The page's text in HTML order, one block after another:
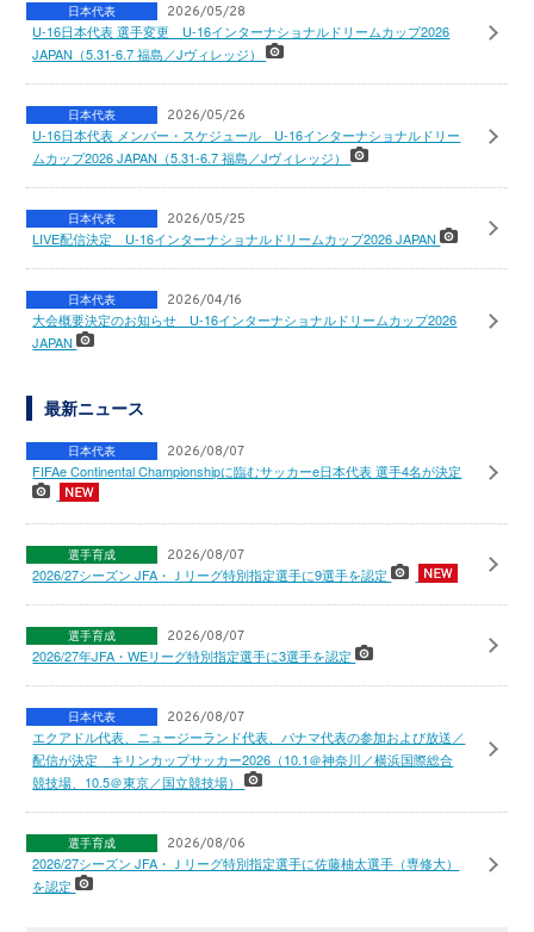
日本代表 2026/05/28
U-16日本代表 選手変更 U-16インターナショナルドリームカップ2026
JAPAN（5.31-6.7 福島／Jヴィレッジ）
日本代表 2026/05/26
U-16日本代表 メンバー・スケジュール U-16インターナショナルドリー
ムカップ2026 JAPAN（5.31-6.7 福島／Jヴィレッジ）
日本代表 2026/05/25
LIVE配信決定 U-16インターナショナルドリームカップ2026 JAPAN
日本代表 2026/04/16
大会概要決定のお知らせ U-16インターナショナルドリームカップ2026
JAPAN
最新ニュース
日本代表 2026/08/07
FIFAe Continental Championshipに臨むサッカーe日本代表 選手4名が決定
選手育成 2026/08/07
2026/27シーズン JFA・Ｊリーグ特別指定選手に9選手を認定
選手育成 2026/08/07
2026/27年JFA・WEリーグ特別指定選手に3選手を認定
日本代表 2026/08/07
エクアドル代表、ニュージーランド代表、パナマ代表の参加および放送／
配信が決定 キリンカップサッカー2026（10.1＠神奈川／横浜国際総合
競技場、10.5＠東京／国立競技場）
選手育成 2026/08/06
2026/27シーズン JFA・Ｊリーグ特別指定選手に佐藤柚太選手（専修大）
を認定